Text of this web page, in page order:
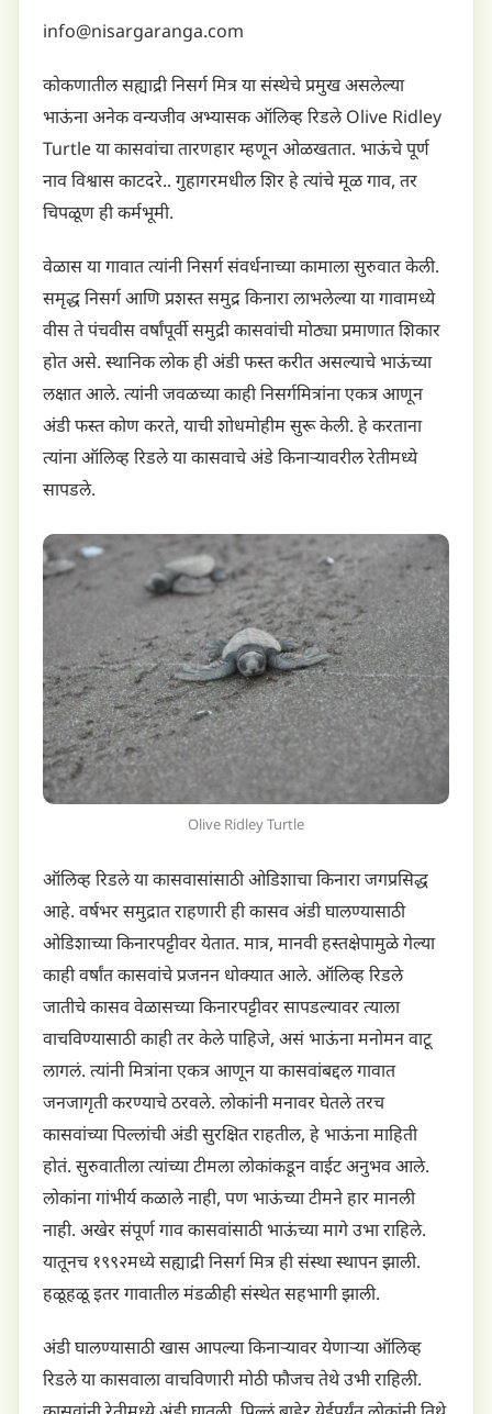
info@nisargaranga.com
कोकणातील सह्याद्री निसर्ग मित्र या संस्थेचे प्रमुख असलेल्या
भाऊंना अनेक वन्यजीव अभ्यासक ऑलिव्ह रिडले Olive Ridley
Turtle या कासवांचा तारणहार म्हणून ओळखतात. भाऊंचे पूर्ण
नाव विश्वास काटदरे.. गुहागरमधील शिर हे त्यांचे मूळ गाव, तर
चिपळूण ही कर्मभूमी.
वेळास या गावात त्यांनी निसर्ग संवर्धनाच्या कामाला सुरुवात केली.
समृद्ध निसर्ग आणि प्रशस्त समुद्र किनारा लाभलेल्या या गावामध्ये
वीस ते पंचवीस वर्षांपूर्वी समुद्री कासवांची मोठ्या प्रमाणात शिकार
होत असे. स्थानिक लोक ही अंडी फस्त करीत असल्याचे भाऊंच्या
लक्षात आले. त्यांनी जवळच्या काही निसर्गमित्रांना एकत्र आणून
अंडी फस्त कोण करते, याची शोधमोहीम सुरू केली. हे करताना
त्यांना ऑलिव्ह रिडले या कासवाचे अंडे किनाऱ्यावरील रेतीमध्ये
सापडले.
Olive Ridley Turtle
ऑलिव्ह रिडले या कासवासांसाठी ओडिशाचा किनारा जगप्रसिद्ध
आहे. वर्षभर समुद्रात राहणारी ही कासव अंडी घालण्यासाठी
ओडिशाच्या किनारपट्टीवर येतात. मात्र, मानवी हस्तक्षेपामुळे गेल्या
काही वर्षांत कासवांचे प्रजनन धोक्यात आले. ऑलिव्ह रिडले
जातीचे कासव वेळासच्या किनारपट्टीवर सापडल्यावर त्याला
वाचविण्यासाठी काही तर केले पाहिजे, असं भाऊंना मनोमन वाटू
लागलं. त्यांनी मित्रांना एकत्र आणून या कासवांबद्दल गावात
जनजागृती करण्याचे ठरवले. लोकांनी मनावर घेतले तरच
कासवांच्या पिल्लांची अंडी सुरक्षित राहतील, हे भाऊंना माहिती
होतं. सुरुवातीला त्यांच्या टीमला लोकांकडून वाईट अनुभव आले.
लोकांना गांभीर्य कळाले नाही, पण भाऊंच्या टीमने हार मानली
नाही. अखेर संपूर्ण गाव कासवांसाठी भाऊंच्या मागे उभा राहिले.
यातूनच १९९२मध्ये सह्याद्री निसर्ग मित्र ही संस्था स्थापन झाली.
हळूहळू इतर गावातील मंडळीही संस्थेत सहभागी झाली.
अंडी घालण्यासाठी खास आपल्या किनाऱ्यावर येणाऱ्या ऑलिव्ह
रिडले या कासवाला वाचविणारी मोठी फौजच तेथे उभी राहिली.